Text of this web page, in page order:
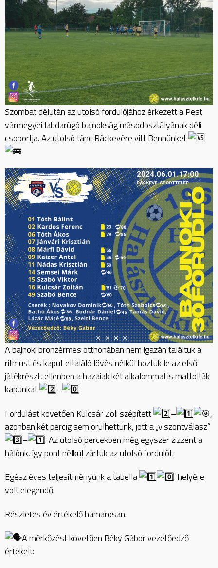
Szombat délután az utolsó fordulójához érkezett a Pest
vármegyei labdarúgó bajnokság másodosztályának déli
csoportja. Az utolsó tánc Ráckevére vitt Bennünket
A bajnoki bronzérmes otthonában nem igazán találtuk a
ritmust és kaput eltaláló lövés nélkül hoztuk le az első
játékrészt, ellenben a hazaiak két alkalommal is mattolták
kapunkat
–
Fordulást követően Kulcsár Zoli szépített
–
,
azonban két percig sem örülhettünk, jött a „viszontválasz”
–
. Az utolsó percekben még egyszer zizzent a
hálónk, így pont nélkül zártuk az utolsó fordulót.
Egész éves teljesítményünk a tabella
. helyére
volt elegendő.
Részletes év értékelő hamarosan.
A mérkőzést követően Béky Gábor vezetőedző
értékelt: